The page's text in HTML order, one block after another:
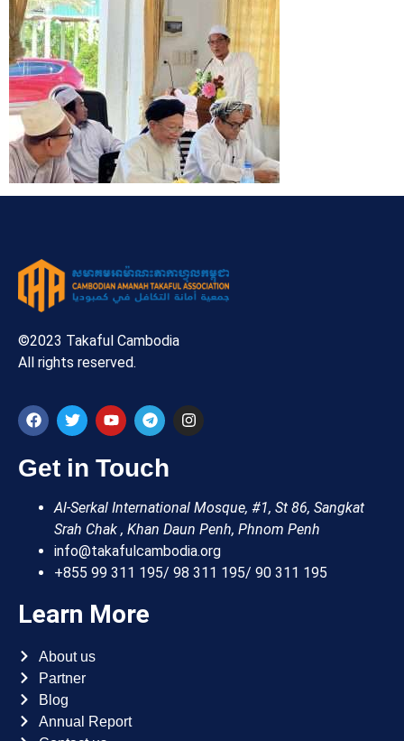
©2023 Takaful Cambodia
All rights reserved.
Get in Touch
Al-Serkal International Mosque, #1, St 86, Sangkat
Srah Chak , Khan Daun Penh, Phnom Penh
info@takafulcambodia.org
+855 99 311 195/ 98 311 195/ 90 311 195
Learn More
About us
Partner
Blog
Annual Report